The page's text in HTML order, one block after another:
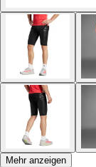
Mehr anzeigen